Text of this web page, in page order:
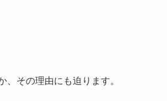
その理由にも迫ります。